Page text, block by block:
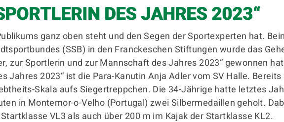
DES JAHRES 2023“
ganz oben steht und den Segen der Sportexperten hat.
(SSB) in den Franckeschen Stiftungen wurde das
zur Sportlerin und zur Mannschaft des Jahres 2023“ gewonnen
Jahres 2023“ ist die Para-Kanutin Anja Adler vom SV Halle.
Skala aufs Siegertreppchen. Die 34-Jährige hatte letztes
in Montemor-o-Velho (Portugal) zwei Silbermedaillen geholt.
VL3 als auch über 200 m im Kajak der Startklasse KL2.
Termine
06120 Halle (Saale)
0345 4705050
info@sv-